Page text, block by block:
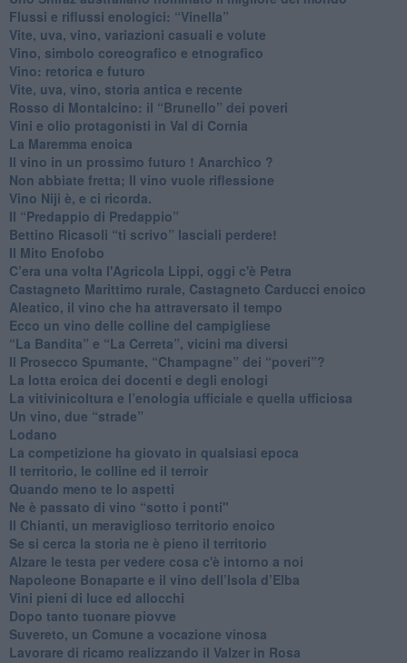
​Flussi e riflussi enologici: “Vinella”
Vite, uva, vino, variazioni casuali e volute
Vino, simbolo coreografico e etnografico
​Vino: retorica e futuro
​Vite, uva, vino, storia antica e recente
​Rosso di Montalcino: il “Brunello” dei poveri
Vini e olio protagonisti in Val di Cornia
​La Maremma enoica
Il vino in un prossimo futuro ! Anarchico ?
​Non abbiate fretta; Il vino vuole riflessione
​Vino Niji è, e ci ricorda.
Il “Predappio di Predappio”
Bettino Ricasoli “ti scrivo” lasciali perdere!
Il Mito Enofobo
​C’era una volta l'Agricola Lippi, oggi c'è Petra
​Castagneto Marittimo rurale, Castagneto Carducci enoico
Aleatico, il vino che ha attraversato il tempo
Ecco un vino delle colline del campigliese
“La Bandita” e “La Cerreta”, vicini ma diversi
​Il Prosecco Spumante, “Champagne” dei “poveri”?
​La lotta eroica dei docenti e degli enologi
​La vitivinicoltura e l’enologia ufficiale e quella ufficiosa
​Un vino, due “strade”
Lodano
​La competizione ha giovato in qualsiasi epoca
Il territorio, le colline ed il terroir
Quando meno te lo aspetti
​Ne è passato di vino “sotto i ponti"
​Il Chianti, un meraviglioso territorio enoico
​Se si cerca la storia ne è pieno il territorio
Alzare le testa per vedere cosa c'è intorno a noi
​Napoleone Bonaparte e il vino dell’Isola d’Elba
Vini pieni di luce ed allocchi
Dopo tanto tuonare piovve
Suvereto, un Comune a vocazione vinosa
Lavorare di ricamo realizzando il Valzer in Rosa